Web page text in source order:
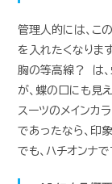
管理人的には、こ
を入れたくなります
胸の等高線？ は
が、蝶の口にも見
スーツのメインカ
であったなら、印
でも、ハチオンナで